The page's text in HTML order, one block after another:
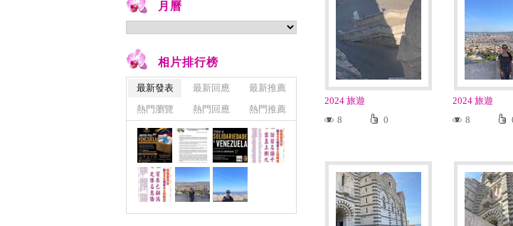
2024 旅遊
8
0
2024 旅遊
8
月曆
相片排行榜
最新發表 最新回應
最新推薦
熱門瀏覽
熱門回應 熱門推薦